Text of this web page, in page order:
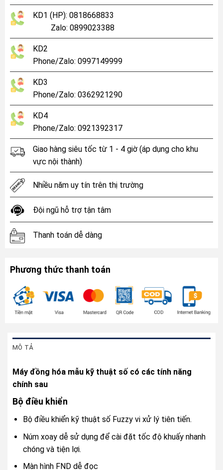
KD1 (HP): 0818668833
Zalo: 0899023388
KD2
Phone/Zalo: 0997149999
KD3
Phone/Zalo: 0362921290
KD4
Phone/Zalo: 0921392317
Giao hàng siêu tốc từ 1 - 4 giờ (áp dụng cho khu
vực nội thành)
Nhiều năm uy tín trên thị trường
Đội ngũ hỗ trợ tận tâm
Thanh toán dễ dàng
Phương thức thanh toán
MÔ TẢ
Máy đồng hóa mẫu kỹ thuật số có các tính năng
chính sau
Bộ điều khiển
Bộ điều khiển kỹ thuật số Fuzzy vi xử lý tiên tiến.
Núm xoay dễ sử dụng để cài đặt tốc độ khuấy nhanh
chóng và tiện lợi.
Màn hình FND dễ đọc